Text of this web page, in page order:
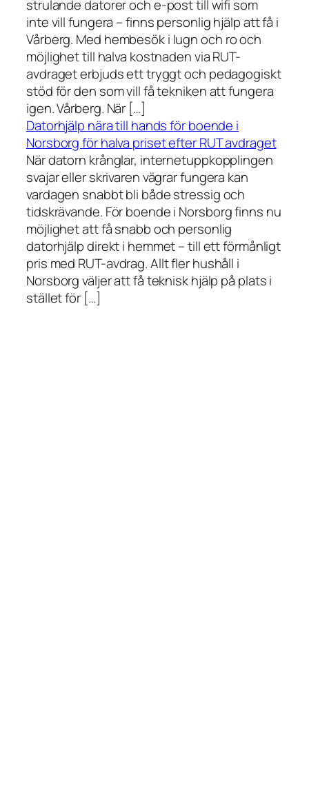
strulande datorer och e-post till wifi som
inte vill fungera – finns personlig hjälp att få i
Vårberg. Med hembesök i lugn och ro och
möjlighet till halva kostnaden via RUT-
avdraget erbjuds ett tryggt och pedagogiskt
stöd för den som vill få tekniken att fungera
igen. Vårberg. När […]
Datorhjälp nära till hands för boende i
Norsborg för halva priset efter RUT avdraget
När datorn krånglar, internetuppkopplingen
svajar eller skrivaren vägrar fungera kan
vardagen snabbt bli både stressig och
tidskrävande. För boende i Norsborg finns nu
möjlighet att få snabb och personlig
datorhjälp direkt i hemmet – till ett förmånligt
pris med RUT-avdrag. Allt fler hushåll i
Norsborg väljer att få teknisk hjälp på plats i
stället för […]